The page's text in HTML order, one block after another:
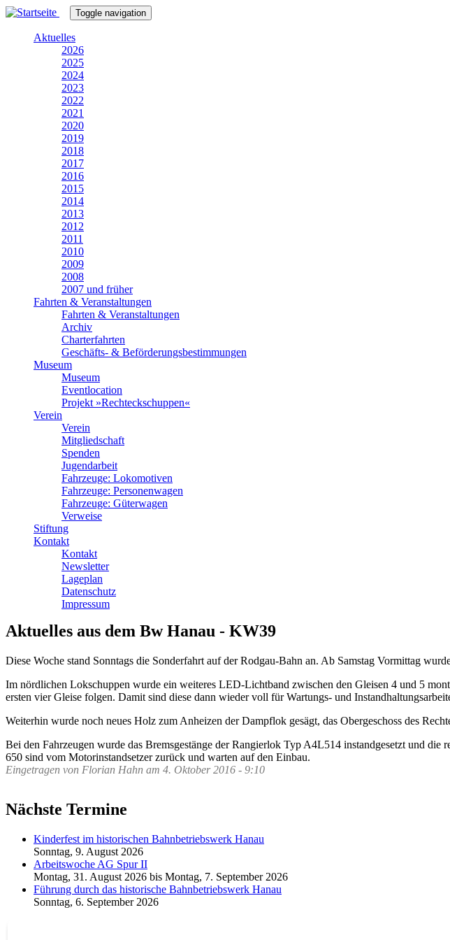
Direkt
Toggle navigation
Aktuelles
2026
2025
2024
2023
2022
2021
2020
2019
2018
2017
2016
2015
2014
2013
2012
2011
2010
2009
2008
2007 und früher
Fahrten & Veranstaltungen
Fahrten & Veranstaltungen
Archiv
Charterfahrten
Geschäfts- & Beförderungsbestimmungen
Museum
Museum
Eventlocation
Projekt »Rechteckschuppen«
Verein
Verein
Mitgliedschaft
Spenden
Jugendarbeit
Fahrzeuge: Lokomotiven
Fahrzeuge: Personenwagen
Fahrzeuge: Güterwagen
Verweise
Stiftung
Kontakt
Kontakt
Newsletter
Lageplan
Datenschutz
Impressum
Aktuelles aus dem Bw Hanau - KW39
Diese Woche stand Sonntags die Sonderfahrt auf der Rodgau-Bahn an. Ab Samstag Vormittag
Im nördlichen Lokschuppen wurde ein weiteres LED-Lichtband zwischen den Gleisen 4 und 5
ersten vier Gleise folgen. Damit sind diese dann wieder voll für Wartungs- und
Weiterhin wurde noch neues Holz zum Anheizen der Dampflok gesägt, das Obergeschoss des
Bei den Fahrzeugen wurde das Bremsgestänge der Rangierlok Typ A4L514 instandgesetzt und
650 sind vom Motorinstandsetzer zurück und warten auf den Einbau.
Eingetragen von Florian Hahn am 4. Oktober 2016 - 9:10
Nächste Termine
Kinderfest im historischen Bahnbetriebswerk Hanau
Sonntag, 9. August 2026
Arbeitswoche AG Spur II
Montag, 31. August 2026 bis Montag, 7. September 2026
Führung durch das historische Bahnbetriebswerk Hanau
Sonntag, 6. September 2026